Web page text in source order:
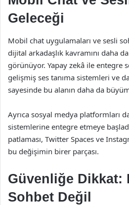
Geleceği
Mobil chat uygulamaları ve sesli
dijital arkadaşlık kavramını daha
görünüyor. Yapay zekâ ile entegre
gelişmiş ses tanıma sistemleri ve
sayesinde bu alanın daha da
Ayrıca sosyal medya platformları
sistemlerine entegre etmeye
patlaması, Twitter Spaces ve
bu değişimin birer parçası.
Güvenliğe Dikkat:
Sohbet Değil